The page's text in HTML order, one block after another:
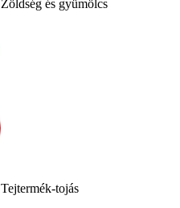
Zöldség és gyümölcs
Tejtermék-tojás